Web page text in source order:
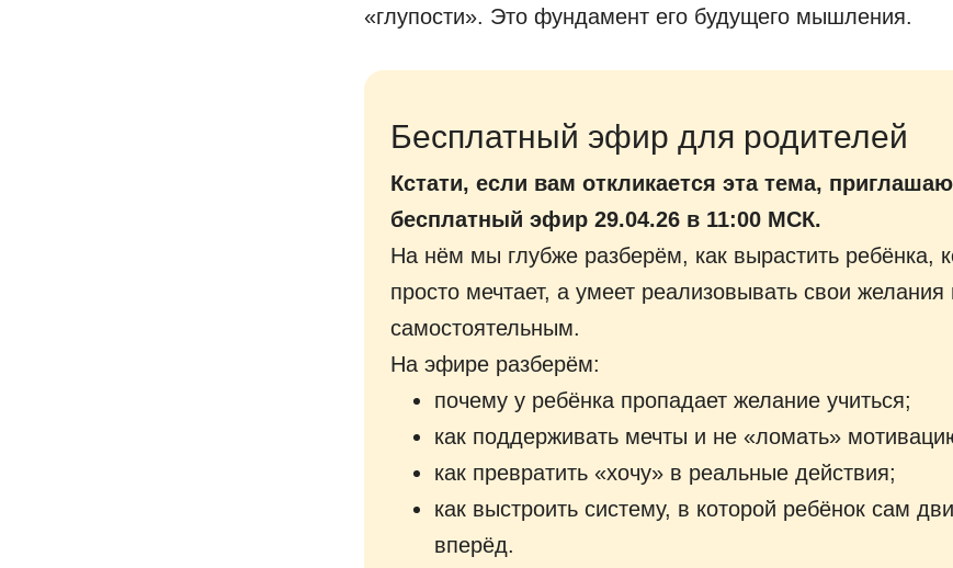
«глупости». Это фундамент его будущего мышления.
Бесплатный эфир для родителей
Кстати, если вам откликается эта тема,
бесплатный эфир 29.04.26 в 11:00 МСК.
На нём мы глубже разберём, как вырастить ребёнка,
просто мечтает, а умеет реализовывать свои желания
самостоятельным.
На эфире разберём:
почему у ребёнка пропадает желание учиться;
как поддерживать мечты и не «ломать»
как превратить «хочу» в реальные действия;
как выстроить систему, в которой ребёнок сам
вперёд.